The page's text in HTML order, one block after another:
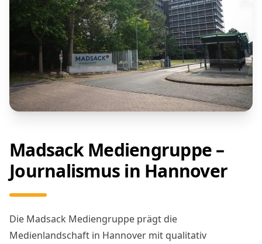
Madsack Mediengruppe –
Journalismus in Hannover
Die Madsack Mediengruppe prägt die
Medienlandschaft in Hannover mit qualitativ